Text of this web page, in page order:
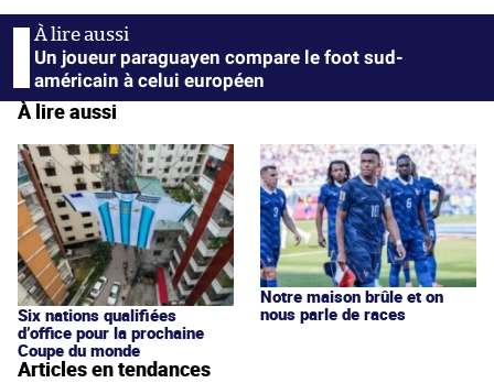
Un joueur paraguayen compare le foot sud-
américain à celui européen
À lire aussi
Six nations qualifiées
d’office pour la prochaine
Coupe du monde
Notre maison brûle et on
nous parle de races
Articles en tendances